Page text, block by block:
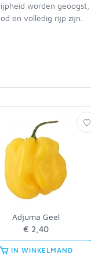
worden
en volledig rijp zijn.
Adjuma Geel
€ 2,40
IN WINKELMAND